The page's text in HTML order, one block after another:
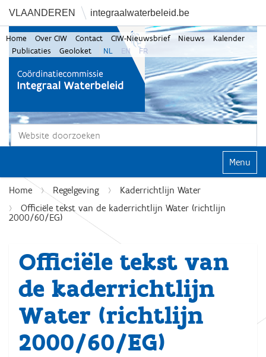
VLAANDEREN integraalwaterbeleid.be
Zoek
Home Over CIW Contact CIW-Nieuwsbrief Nieuws
Kalender
Publicaties
Geoloket NL EN FR
Klap
Home Regelgeving
Kaderrichtlijn Water
Officiële tekst van de kaderrichtlijn Water (richtlijn
2000/60/EG)
Officiële tekst van
de kaderrichtlijn
Water (richtlijn
2000/60/EG)